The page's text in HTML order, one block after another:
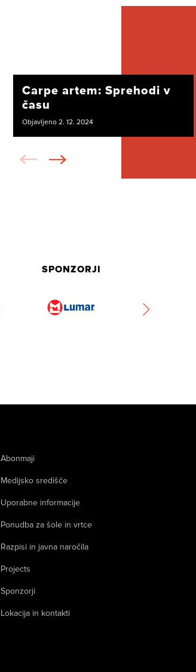
Carpe artem: Sprehodi v
času
Objavljeno 2. 12. 2024
SPONZORJI
Abonmaji
Medijsko središče
Uporabne informacije
Ponudba za šole in vrtce
Razpisi in javna naročila
Projects
Sponzorji
Lokacija in kontakti